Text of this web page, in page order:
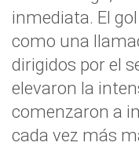
inmediata. El
como una
dirigidos por el
elevaron la
comenzaron a
cada vez más